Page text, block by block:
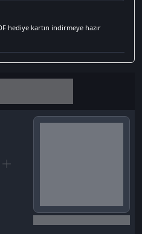
hediye kartın indirmeye hazır